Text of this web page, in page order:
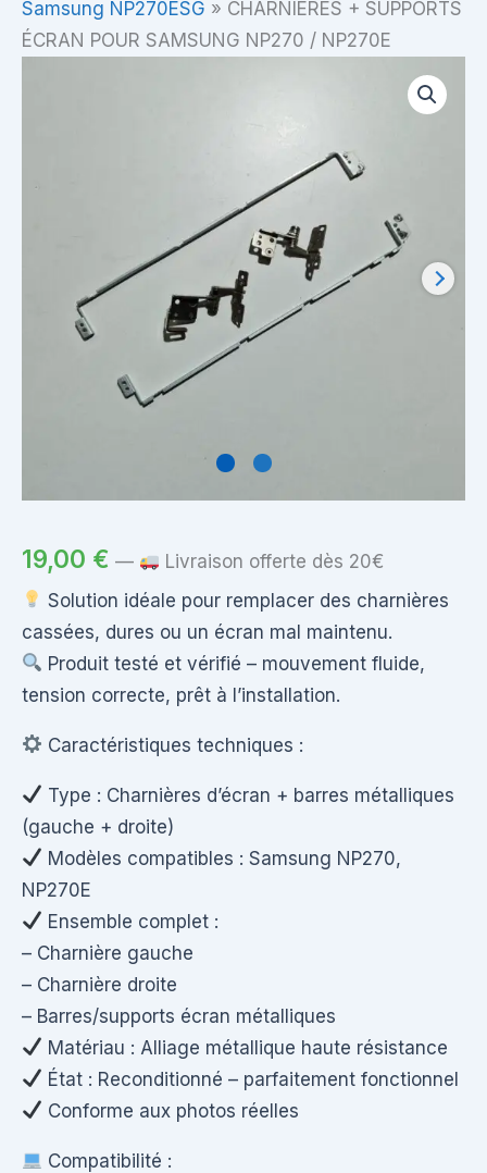
Samsung NP270ESG » CHARNIÈRES + SUPPORTS
ÉCRAN POUR SAMSUNG NP270 / NP270E
19,00 € —
Livraison offerte dès 20€
Solution idéale pour remplacer des charnières
cassées, dures ou un écran mal maintenu.
Produit testé et vérifié – mouvement fluide,
tension correcte, prêt à l’installation.
Caractéristiques techniques :
Type : Charnières d’écran + barres métalliques
(gauche + droite)
Modèles compatibles : Samsung NP270,
NP270E
Ensemble complet :
– Charnière gauche
– Charnière droite
– Barres/supports écran métalliques
Matériau : Alliage métallique haute résistance
État : Reconditionné – parfaitement fonctionnel
Conforme aux photos réelles
Compatibilité :